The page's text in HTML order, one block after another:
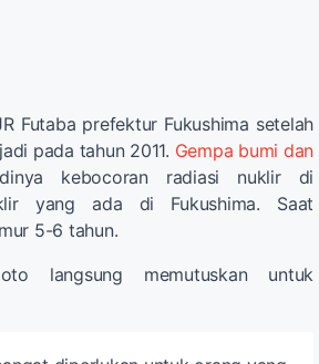
Futaba prefektur Fukushima setelah
pada tahun 2011. Gempa bumi dan
kebocoran radiasi nuklir di
yang ada di Fukushima. Saat
5-6 tahun.
langsung memutuskan untuk